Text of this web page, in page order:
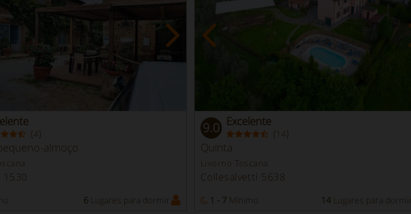
( 4 )
almoço
1530
6 Lugares para dormir
9.0 Excelente
( 14 )
Quinta
Livorno Toscana
Collesalvetti 5638
1 - 7 Mínimo 14 Lugares para dormir